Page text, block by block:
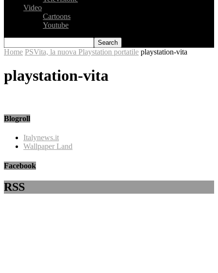
Video
Cartoons
Youtube
Home PSVita, la nuova Playstation portatile playstation-vita
playstation-vita
Blogroll
Italynews.it
Wallpaper Land
Facebook
RSS